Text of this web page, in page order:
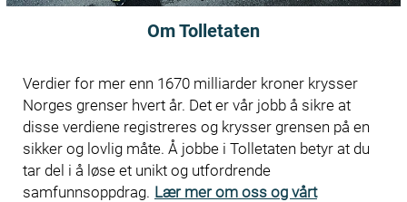
Om Tolletaten
Verdier for mer enn 1670 milliarder kroner krysser
Norges grenser hvert år. Det er vår jobb å sikre at
disse verdiene registreres og krysser grensen på en
sikker og lovlig måte. Å jobbe i Tolletaten betyr at du
tar del i å løse et unikt og utfordrende
samfunnsoppdrag. Lær mer om oss og vårt